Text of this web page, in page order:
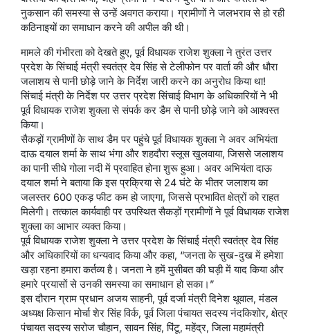
नुकसान की समस्या से उन्हें अवगत कराया। ग्रामीणों ने जलभराव से हो रही
कठिनाइयों का समाधान करने की अपील की थी।
मामले की गंभीरता को देखते हुए, पूर्व विधायक राजेश शुक्ला ने तुरंत उत्तर
प्रदेश के सिंचाई मंत्री स्वतंत्र देव सिंह से टेलीफोन पर वार्ता की और धौरा
जलाशय से पानी छोड़े जाने के निर्देश जारी करने का अनुरोध किया था!
सिंचाई मंत्री के निर्देश पर उत्तर प्रदेश सिंचाई विभाग के अधिकारियों ने भी
पूर्व विधायक राजेश शुक्ला से संपर्क कर डैम से पानी छोड़े जाने को आश्वस्त
किया।
सैकड़ों ग्रामीणों के साथ डैम पर पहुंचे पूर्व विधायक शुक्ला ने अवर अभियंता
दाऊ दयाल शर्मा के साथ भंगा और शहदौरा स्लूस खुलवाया, जिससे जलाशय
का पानी सीधे गोला नदी में प्रवाहित होना शुरू हुआ। अवर अभियंता दाऊ
दयाल शर्मा ने बताया कि इस प्रक्रिया से 24 घंटे के भीतर जलाशय का
जलस्तर 600 एकड़ फीट कम हो जाएगा, जिससे प्रभावित क्षेत्रों को राहत
मिलेगी। तत्काल कार्यवाही पर उपस्थित सैकड़ों ग्रामीणों ने पूर्व विधायक राजेश
शुक्ला का आभार व्यक्त किया।
पूर्व विधायक राजेश शुक्ला ने उत्तर प्रदेश के सिंचाई मंत्री स्वतंत्र देव सिंह
और अधिकारियों का धन्यवाद किया और कहा, “जनता के सुख-दुख में हमेशा
खड़ा रहना हमारा कर्तव्य है। जनता ने हमें मुसीबत की घड़ी में याद किया और
हमारे प्रयासों से उनकी समस्या का समाधान हो सका।”
इस दौरान ग्राम प्रधान अजय साहनी, पूर्व दर्जा मंत्री दिनेश थूवाल, मंडल
अध्यक्ष किसान मोर्चा शेर सिंह विर्क, पूर्व जिला पंचायत सदस्य नंदकिशोर, क्षेत्र
पंचायत सदस्य सरोज चौहान, सावन सिंह, पिंटू, महेंद्र, जिला महामंत्री